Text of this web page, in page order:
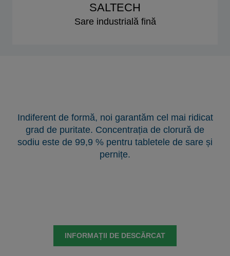
SALTECH
Sare industrială fină
Indiferent de formă, noi garantăm cel mai ridicat
grad de puritate. Concentrația de clorură de
sodiu este de 99,9 % pentru tabletele de sare și
pernițe.
INFORMAȚII DE DESCĂRCAT